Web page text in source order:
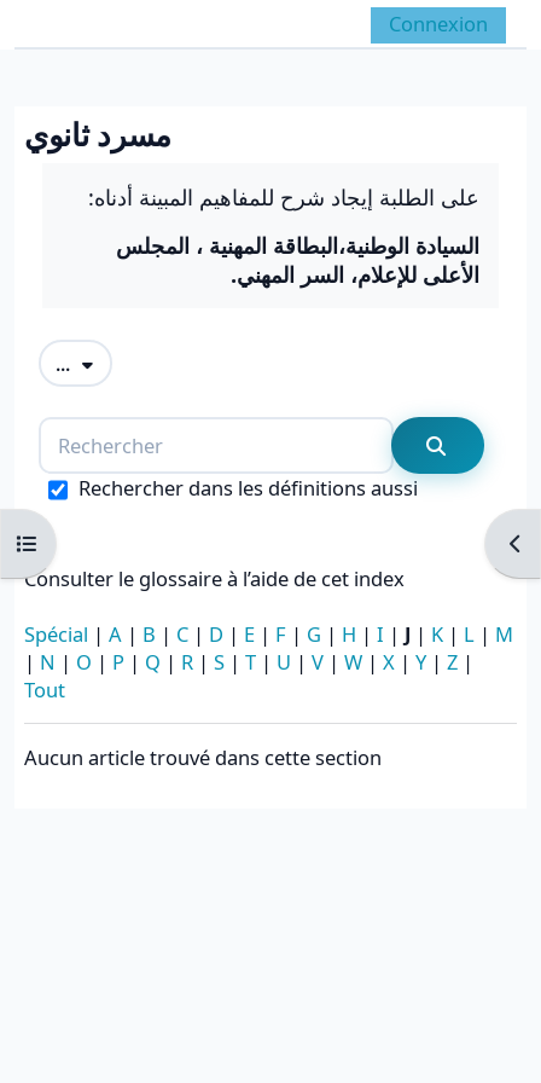
Panneau latéral
Activer/désactiver la
Connexion
Ouvrir l’index du cours
مسرد ثانوي
على الطلبة إيجاد شرح للمفاهيم المبينة أدناه:
السيادة الوطنية،البطاقة المهنية ، المجلس
الأعلى للإعلام، السر المهني.
... Exporter des articles
Rechercher
Rechercher dans les définitions aussi
Consulter le glossaire à l’aide de cet index
Spécial | A | B | C | D | E | F | G | H | I | J | K | L | M
| N | O | P | Q | R | S | T | U | V | W | X | Y| Z |
Tout
Aucun article trouvé dans cette section